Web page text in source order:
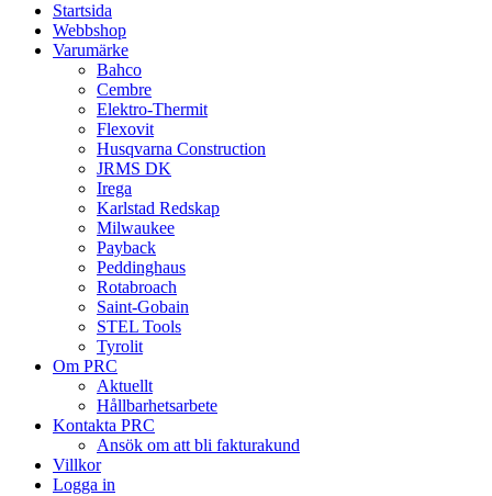
Startsida
Webbshop
Varumärke
Bahco
Cembre
Elektro-Thermit
Flexovit
Husqvarna Construction
JRMS DK
Irega
Karlstad Redskap
Milwaukee
Payback
Peddinghaus
Rotabroach
Saint-Gobain
STEL Tools
Tyrolit
Om PRC
Aktuellt
Hållbarhetsarbete
Kontakta PRC
Ansök om att bli fakturakund
Villkor
Logga in